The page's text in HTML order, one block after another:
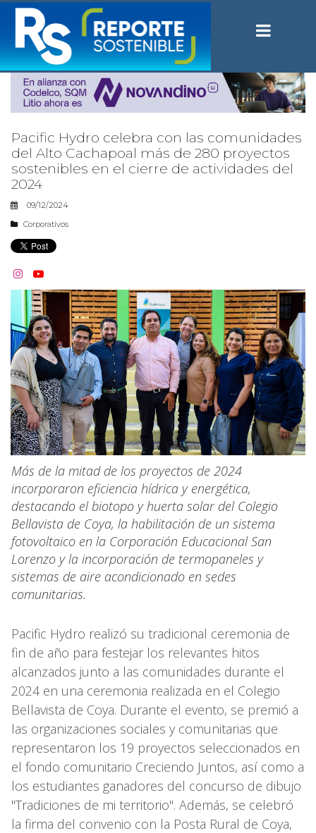
Pacific Hydro celebra con las comunidades
del Alto Cachapoal más de 280 proyectos
sostenibles en el cierre de actividades del
2024
09/12/2024
Corporativos
 
Más de la mitad de los proyectos de 2024
incorporaron eficiencia hídrica y energética,
destacando el biotopo y huerta solar del Colegio
Bellavista de Coya, la habilitación de un sistema
fotovoltaico en la Corporación Educacional San
Lorenzo y la incorporación de termopaneles y
sistemas de aire acondicionado en sedes
comunitarias.
Pacific Hydro realizó su tradicional ceremonia de
fin de año para festejar los relevantes hitos
alcanzados junto a las comunidades durante el
2024 en una ceremonia realizada en el Colegio
Bellavista de Coya. Durante el evento, se premió a
las organizaciones sociales y comunitarias que
representaron los 19 proyectos seleccionados en
el fondo comunitario Creciendo Juntos, así como a
los estudiantes ganadores del concurso de dibujo
"Tradiciones de mi territorio". Además, se celebró
la firma del convenio con la Posta Rural de Coya,